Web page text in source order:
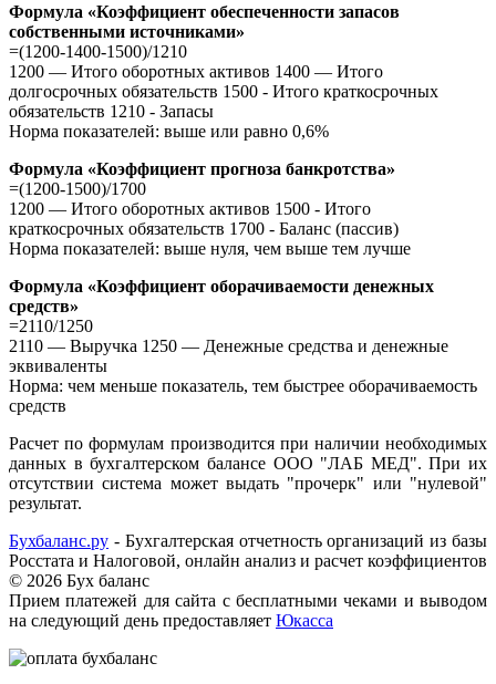
Формула «Коэффициент обеспеченности запасов
собственными источниками»
=(1200-1400-1500)/1210
1200 — Итого оборотных активов 1400 — Итого
долгосрочных обязательств 1500 - Итого краткосрочных
обязательств 1210 - Запасы
Норма показателей: выше или равно 0,6%
Формула «Коэффициент прогноза банкротства»
=(1200-1500)/1700
1200 — Итого оборотных активов 1500 - Итого
краткосрочных обязательств 1700 - Баланс (пассив)
Норма показателей: выше нуля, чем выше тем лучше
Формула «Коэффициент оборачиваемости денежных
средств»
=2110/1250
2110 — Выручка 1250 — Денежные средства и денежные
эквиваленты
Норма: чем меньше показатель, тем быстрее оборачиваемость
средств
Расчет по формулам производится при наличии необходимых
данных в бухгалтерском балансе ООО "ЛАБ МЕД". При их
отсутствии система может выдать "прочерк" или "нулевой"
результат.
Бухбаланс.ру - Бухгалтерская отчетность организаций из базы
Росстата и Налоговой, онлайн анализ и расчет коэффициентов
© 2026 Бух баланс
Прием платежей для сайта с бесплатными чеками и выводом
на следующий день предоставляет Юкасса